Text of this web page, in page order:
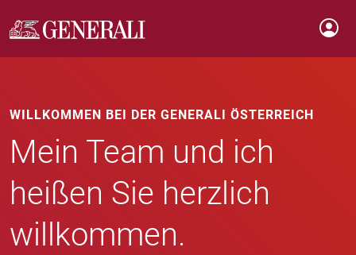
WILLKOMMEN BEI DER GENERALI ÖSTERREICH
Mein Team und ich
heißen Sie herzlich
willkommen.